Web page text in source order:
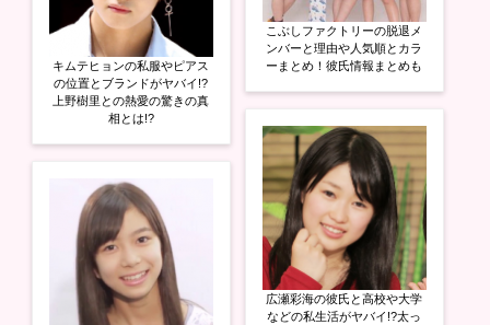
キムテヒョンの私服やピアス
の位置とブランドがヤバイ!?
上野樹里との熱愛の驚きの真
相とは!?
こぶしファクトリーの脱退メ
ンバーと理由や人気順とカラ
ーまとめ！彼氏情報まとめも
広瀬彩海の彼氏と高校や大学
などの私生活がヤバイ!?太っ